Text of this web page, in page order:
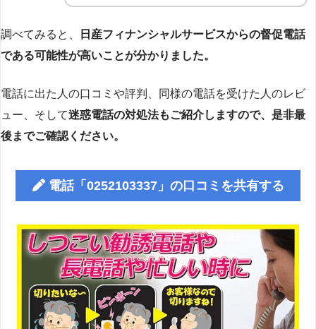
調べてみると、
日産フィナンシャルサービスからの督促電話
である可能性が高いことが分かりました。
電話に出た人の口コミや評判、同様の電話を受けた人のレビ
ュー、そして迷惑電話の対処法もご紹介しますので、是非最
後までご確認ください。
電話「0252103337」の口コミを共有する